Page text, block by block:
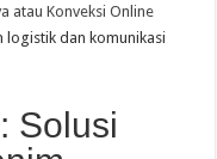
atau Konveksi Online
logistik dan komunikasi
Solusi